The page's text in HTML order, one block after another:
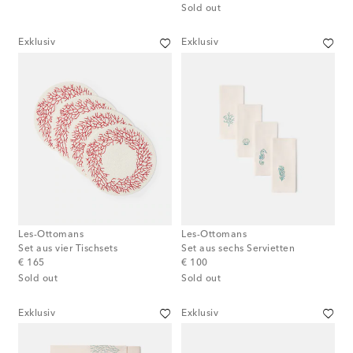
Sold out
Exklusiv
Les-Ottomans
Set aus vier Tischsets
€ 165
original price
Sold out
Exklusiv
Les-Ottomans
Set aus sechs Servietten
€ 100
original price
Sold out
Exklusiv Exklusiv